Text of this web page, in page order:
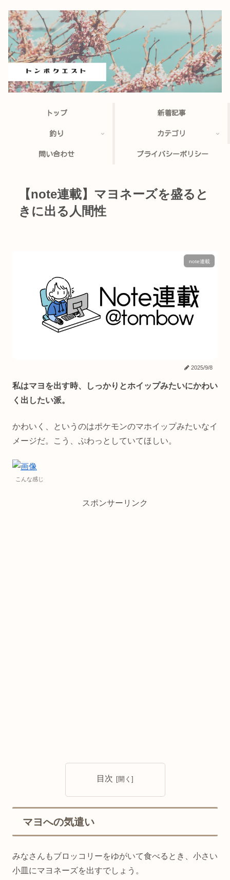
トップ 新着記事
釣り カテゴリ
問い合わせ プライバシーポリシー
【note連載】マヨネーズを盛ると
きに出る人間性
note連載
2025/9/8
私はマヨを出す時、しっかりとホイップみたいにかわい
く出したい派。
かわいく、というのはポケモンのマホイップみたいなイ
メージだ。こう、ぷわっとしていてほしい。
こんな感じ
スポンサーリンク
目次
マヨへの気遣い
みなさんもブロッコリーをゆがいて食べるとき、小さい
小皿にマヨネーズを出すでしょう。